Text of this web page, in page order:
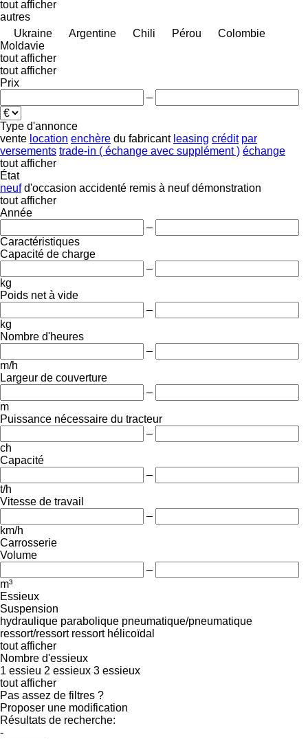
tout afficher
autres
Ukraine
Argentine Chili Pérou
Colombie
Moldavie
tout afficher
tout afficher
Prix
–
Type d'annonce
vente location enchère du fabricant leasing crédit par
versements trade-in ( échange avec supplément ) échange
tout afficher
État
neuf d'occasion accidenté remis à neuf démonstration
tout afficher
Année
–
Caractéristiques
Capacité de charge
–
kg
Poids net à vide
–
kg
Nombre d'heures
–
m/h
Largeur de couverture
–
m
Puissance nécessaire du tracteur
–
ch
Capacité
–
t/h
Vitesse de travail
–
km/h
Carrosserie
Volume
–
m³
Essieux
Suspension
hydraulique parabolique pneumatique/pneumatique
ressort/ressort ressort hélicoïdal
tout afficher
Nombre d'essieux
1 essieu 2 essieux 3 essieux
tout afficher
Pas assez de filtres ?
Proposer une modification
Résultats de recherche:
-